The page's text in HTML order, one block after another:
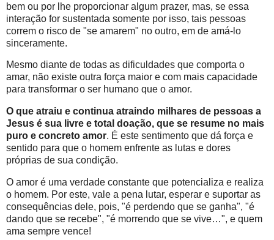
bem ou por lhe proporcionar algum prazer, mas, se essa
interação for sustentada somente por isso, tais pessoas
correm o risco de "se amarem" no outro, em de amá-lo
sinceramente.
Mesmo diante de todas as dificuldades que comporta o
amar, não existe outra força maior e com mais capacidade
para transformar o ser humano que o amor.
O que atraiu e continua atraindo milhares de pessoas a
Jesus é sua livre e total doação, que se resume no mais
puro e concreto amor. É este sentimento que dá força e
sentido para que o homem enfrente as lutas e dores
próprias de sua condição.
O amor é uma verdade constante que potencializa e realiza
o homem. Por este, vale a pena lutar, esperar e suportar as
consequências dele, pois, "é perdendo que se ganha", "é
dando que se recebe", "é morrendo que se vive…", e quem
ama sempre vence!